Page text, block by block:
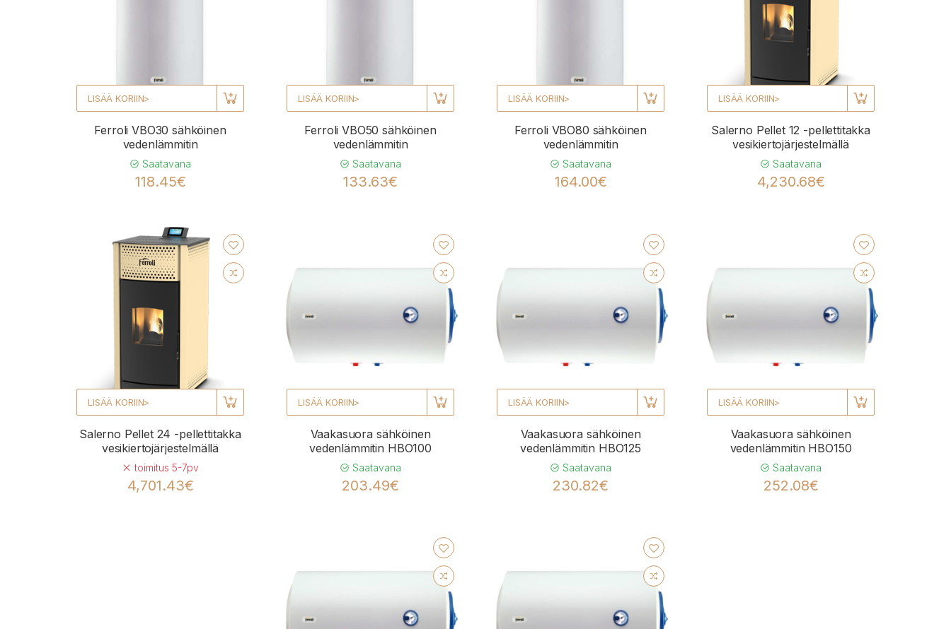
LISÄÄ KORIIN>
Ferroli VBO30 sähköinen
vedenlämmitin
Saatavana
118.45€
LISÄÄ KORIIN>
Ferroli VBO50 sähköinen
vedenlämmitin
Saatavana
133.63€
LISÄÄ KORIIN>
Ferroli VBO80 sähköinen
vedenlämmitin
Saatavana
164.00€
LISÄÄ KORIIN>
Salerno Pellet 12 -pellettitakka
vesikiertojärjestelmällä
Saatavana
4,230.68€
LISÄÄ KORIIN>
Salerno Pellet 24 -pellettitakka
vesikiertojärjestelmällä
toimitus 5-7pv
4,701.43€
LISÄÄ KORIIN>
Vaakasuora sähköinen
vedenlämmitin HBO100
Saatavana
203.49€
LISÄÄ KORIIN>
Vaakasuora sähköinen
vedenlämmitin HBO125
Saatavana
230.82€
LISÄÄ KORIIN>
Vaakasuora sähköinen
vedenlämmitin HBO150
Saatavana
252.08€